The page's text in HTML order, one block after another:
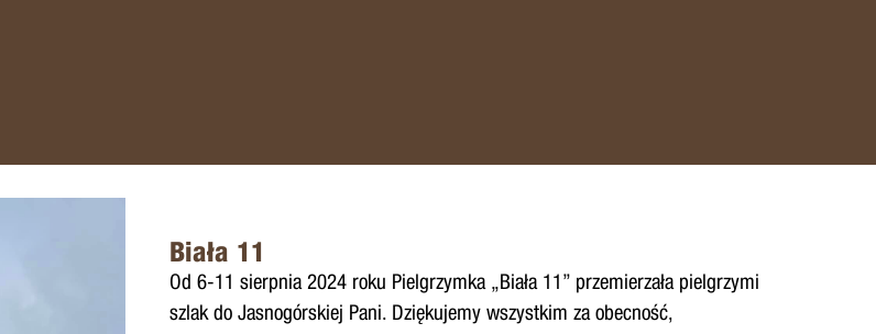
Biała 11
Od 6-11 sierpnia 2024 roku Pielgrzymka „Biała 11” przemierzała pielgrzymi
szlak do Jasnogórskiej Pani. Dziękujemy wszystkim za obecność,